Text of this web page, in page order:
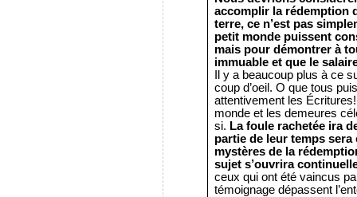
accomplir la rédemption
terre, ce n’est pas
petit monde puissent
mais pour démontrer à
immuable et que le
Il y a beaucoup plus à ce
coup d’oeil. O que tous
attentivement les
monde et les demeures
si. La foule rachetée ira
partie de leur temps sera
mystères de la
sujet s’ouvrira
ceux qui ont été vaincus
témoignage dépassent